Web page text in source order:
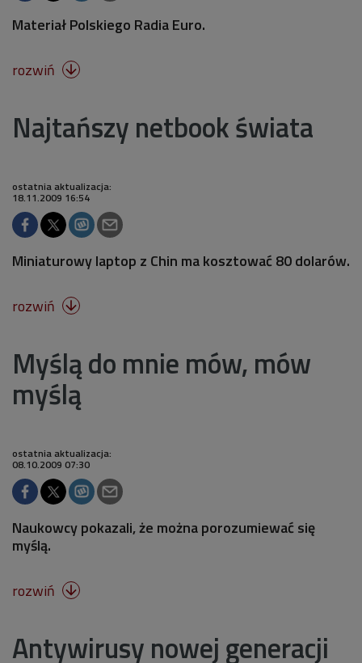
Materiał Polskiego Radia Euro.
rozwiń 
Najtańszy netbook świata
ostatnia aktualizacja:
18.11.2009 16:54
Miniaturowy laptop z Chin ma kosztować 80 dolarów.
rozwiń 
Myślą do mnie mów, mów
myślą
ostatnia aktualizacja:
08.10.2009 07:30
Naukowcy pokazali, że można porozumiewać się
myślą.
rozwiń 
Antywirusy nowej generacji